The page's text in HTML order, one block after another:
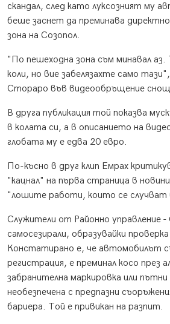
скандал, след като луксозният му
беше заснет да преминава
зона на Созопол.
"По пешеходна зона съм минавал
коли, но вие забелязахте само
Стораро във видеообръщение
В друга публикация той показва
в колата си, а в описанието на
глобата му е едва 20 евро.
По-късно в друг клип Емрах
"кацнал" на първа страница в
"лошите работи, които се
Служители от Районно управление -
самосезирали, образувайки проверка
Констатирано е, че автомобилът
регистрация, е преминал косо през
забранителна маркировка или
необезпечена с предпазни
бариера. Той е привикан на разпит.